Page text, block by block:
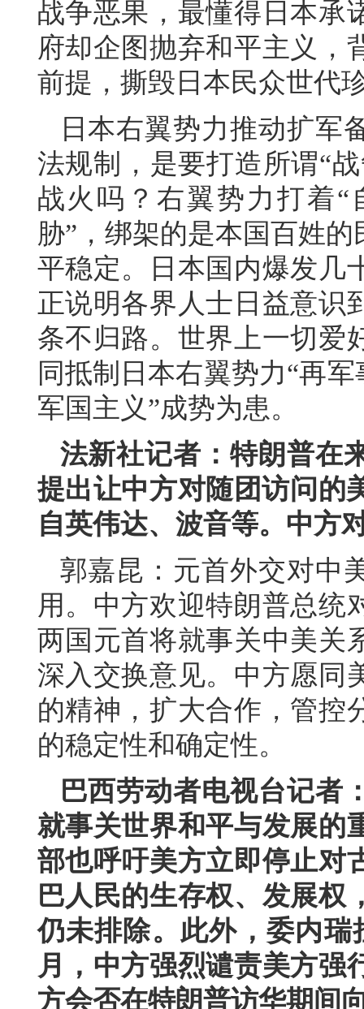
战争恶果，最懂得日本承
府却企图抛弃和平主义，
前提，撕毁日本民众世代
日本右翼势力推动扩军
法规制，是要打造所谓“
战火吗？右翼势力打着“
胁”，绑架的是本国百姓
平稳定。日本国内爆发几
正说明各界人士日益意识
条不归路。世界上一切爱
同抵制日本右翼势力“再
军国主义”成势为患。
法新社记者：特朗普在
提出让中方对随团访问的
自英伟达、波音等。中方
郭嘉昆：元首外交对中
用。中方欢迎特朗普总统
两国元首将就事关中美关
深入交换意见。中方愿同
的精神，扩大合作，管控
的稳定性和确定性。
巴西劳动者电视台记者
就事关世界和平与发展的
部也呼吁美方立即停止对
巴人民的生存权、发展权
仍未排除。此外，委内
月，中方强烈谴责美方强
方会否在特朗普访华期间